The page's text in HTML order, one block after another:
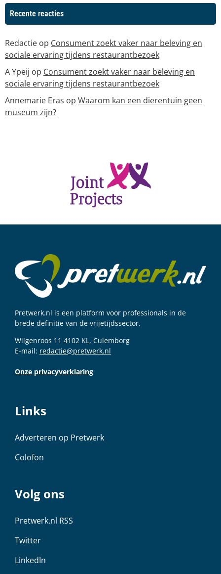
Recente reacties
Redactie op Consument zoekt vaker naar beleving en
sociale ervaring tijdens restaurantbezoek
A Ypeij op Consument zoekt vaker naar beleving en
sociale ervaring tijdens restaurantbezoek
Annemarie Eras op Waarom kan een dierentuin geen
museum zijn?
Pretwerk.nl is een platform voor professionals in de
brede definitie van de vrijetijdssector.
Wilgenroos 11 4102 KL, Culemborg
E-mail: redactie@pretwerk.nl
Onze privacyverklaring
Links
Adverteren op Pretwerk
Colofon
Volg ons
Pretwerk.nl RSS
Twitter
LinkedIn